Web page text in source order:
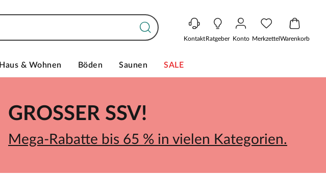
KontaktRatgeber Konto MerkzettelWarenkorb
Haus & Wohnen Böden Saunen SALE
GROSSER SSV!
Mega-Rabatte bis 65 % in vielen Kategorien.